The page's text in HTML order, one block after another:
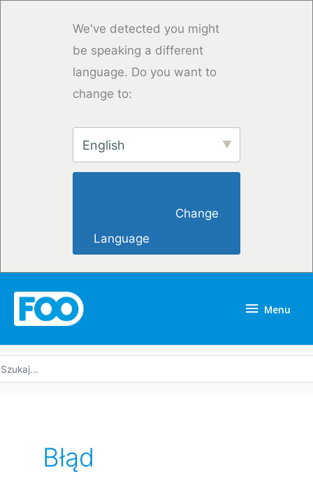
We've detected you might
be speaking a different
language. Do you want to
change to:
English
Language
Menu
Błąd